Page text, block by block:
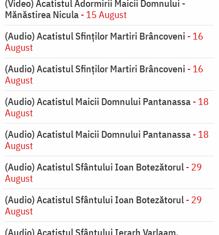
(Video) Acatistul Adormirii Maicii Domnului -
Mănăstirea Nicula- 15 August
(Audio) Acatistul Sfinților Martiri Brâncoveni - 16
August
(Audio) Acatistul Sfinților Martiri Brâncoveni - 16
August
(Audio) Acatistul Maicii Domnului Pantanassa- 18
August
(Audio) Acatistul Maicii Domnului Pantanassa- 18
August
(Audio) Acatistul Sfântului Ioan Botezătorul- 29
August
(Audio) Acatistul Sfântului Ioan Botezătorul- 29
August